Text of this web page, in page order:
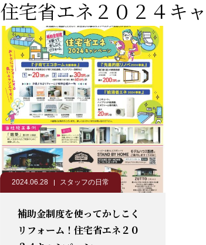
住宅省エネ２０２４キ
2024.06.28 スタッフの日常
補助金制度を使ってかしこく
リフォーム！住宅省エネ２０